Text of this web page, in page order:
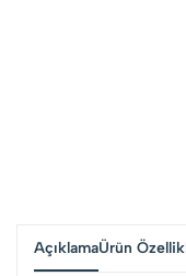
AçıklamaÜrün